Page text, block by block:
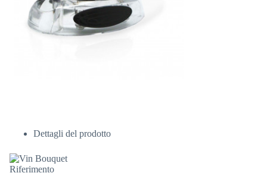
Dettagli del prodotto
Riferimento